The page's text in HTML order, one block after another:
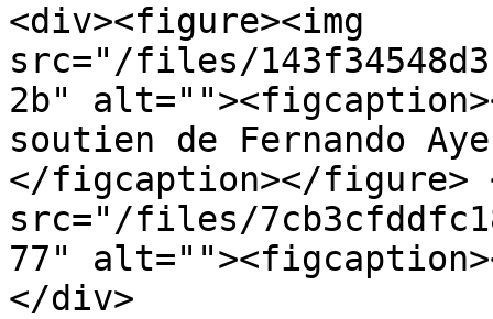
<div><figure><img
src="/files/
2b"
soutien de Fernando
</figcaption></figure>
src="/files/
77"
</div>